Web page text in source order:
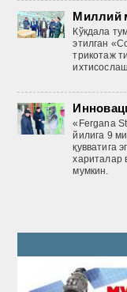
Миллий
Кўкдала
этилган
трикотаж
«Fergana
йилига 9
қувватига
хариталар
мумкин.